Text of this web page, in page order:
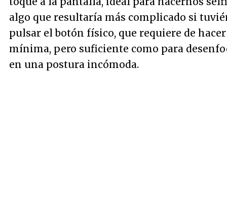
algo que resultaría más complicado si
pulsar el botón físico, que requiere de
mínima, pero suficiente como para
en una postura incómoda.